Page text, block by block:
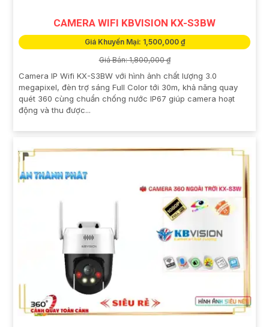
CAMERA WIFI KBVISION KX-S3BW
Giá Khuyến Mại: 1,500,000 ₫
Giá Bán: 1,800,000 ₫
Camera IP Wifi KX-S3BW với hình ảnh chất lượng 3.0
megapixel, đèn trợ sáng Full Color tới 30m, khả năng quay
quét 360 cùng chuẩn chống nước IP67 giúp camera hoạt
động và thu được...